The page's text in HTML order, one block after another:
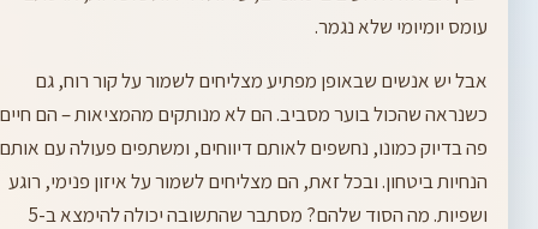
עומס יומיומי שלא נגמר.
אבל יש אנשים שבאופן מפתיע מצליחים לשמור על קור רוח, גם
כשנראה שהכול בוער מסביב. הם לא מנותקים מהמציאות – הם
פה בדיוק כמונו, נחשפים לאותם דיווחים, ומשתפים פעולה עם
הנחיות ביטחון. ובכל זאת, הם מצליחים לשמור על איזון פנימי, רוגע
ושפיות. מה הסוד שלהם? מסתבר שהתשובה יכולה להימצא ב-5